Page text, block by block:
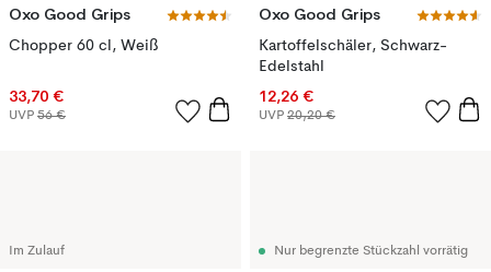
Oxo Good Grips
Chopper 60 cl, Weiß
33,70 €
UVP 56 €
Oxo Good Grips
Kartoffelschäler, Schwarz-
Edelstahl
12,26 €
UVP 20,20 €
Im Zulauf Nur begrenzte Stückzahl vorrätig